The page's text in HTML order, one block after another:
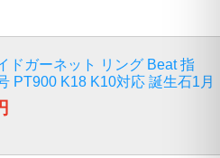
ドガーネット リング Beat 指
PT900 K18 K10対応 誕生石1月